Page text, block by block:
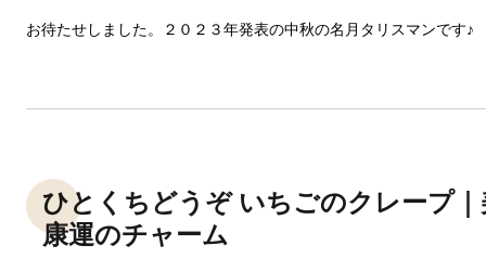
お待たせしました。２０２３年発表の中秋の名月タリスマンです♪
ひとくちどうぞ いちごのクレープ｜
康運のチャーム